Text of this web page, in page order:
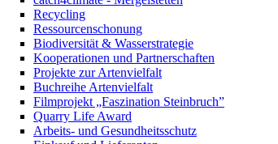
Recycling
Ressourcenschonung
Biodiversität & Wasserstrategie
Kooperationen und Partnerschaften
Projekte zur Artenvielfalt
Buchreihe Artenvielfalt
Filmprojekt „Faszination Steinbruch”
Quarry Life Award
Arbeits- und Gesundheitsschutz